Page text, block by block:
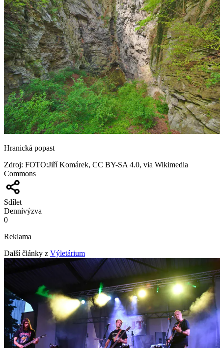
Hranická popast
Zdroj: FOTO:Jiří Komárek, CC BY-SA 4.0, via Wikimedia
Commons
Sdílet
Dennívýzva
0
Reklama
Další články z Výletárium